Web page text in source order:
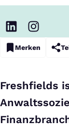
Merken
Freshfields